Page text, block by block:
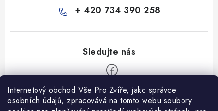
Internetový obchod Vše Pro Zvíře, jako správce
osobních údajů, zpracovává na tomto webu soubory
+ 420 734 390 258